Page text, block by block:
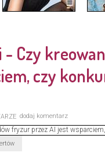
- Czy
czy
dodaj komentarz